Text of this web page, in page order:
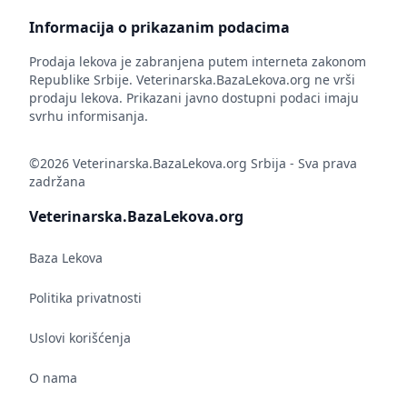
Informacija o prikazanim podacima
Prodaja lekova je zabranjena putem interneta zakonom
Republike Srbije. Veterinarska.BazaLekova.org ne vrši
prodaju lekova. Prikazani javno dostupni podaci imaju
svrhu informisanja.
©2026 Veterinarska.BazaLekova.org Srbija - Sva prava
zadržana
Veterinarska.BazaLekova.org
Baza Lekova
Politika privatnosti
Uslovi korišćenja
O nama